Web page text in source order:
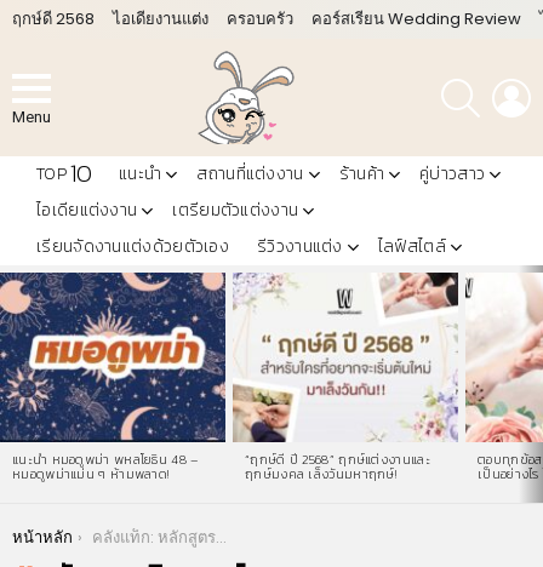
ฤกษ์ดี 2568 ไอเดียงานแต่ง ครอบครัว คอร์สเรียน Wedding Review
Menu
ค้นหา
TOP10 แนะนำ สถานที่แต่งงาน ร้านค้า
คู่บ่าวสาว
ไอเดียแต่งงาน
เตรียมตัวแต่งงาน
เรียนจัดงานแต่งด้วยตัวเอง
รีวิวงานแต่ง ไลฟ์สไตล์
LATEST
STORIES
แนะนำ หมอดูพม่า พหลโยธิน 48 –
หมอดูพม่าแม่น ๆ ห้ามพลาด!
“ฤกษ์ดี ปี 2568” ฤกษ์แต่งงานและ
ฤกษ์มงคล เล็งวันมหาฤกษ์!
ตอบทุกข้อส
เป็นอย่างไร
You are here:
หน้าหลัก คลังแท็ก: หลักสูตรอินเตอร์